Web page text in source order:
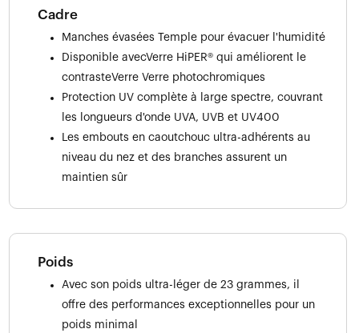
Cadre
Manches évasées Temple pour évacuer l'humidité
Disponible avecVerre HiPER® qui améliorent le
contrasteVerre Verre photochromiques
Protection UV complète à large spectre, couvrant
les longueurs d'onde UVA, UVB et UV400
Les embouts en caoutchouc ultra-adhérents au
niveau du nez et des branches assurent un
maintien sûr
Poids
Avec son poids ultra-léger de 23 grammes, il
offre des performances exceptionnelles pour un
poids minimal